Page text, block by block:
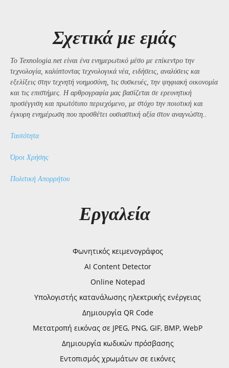
Σχετικά με εμάς
Το Texnologia.net είναι ένα ενημερωτικό μέσο με επίκεντρο την
τεχνολογία, καλύπτοντας τεχνολογικά νέα, ειδήσεις, αναλύσεις και
εξελίξεις στην τεχνητή νοημοσύνη, τις συσκευές, την ψηφιακή οικονομία
και τις επιστήμες. Η αρθρογραφία μας βασίζεται σε ερευνητική
προσέγγιση και πρωτότυπο περιεχόμενο, με στόχο την ποιοτική και
έγκυρη ενημέρωση που προσθέτει ουσιαστική αξία στον αναγνώστη..
Ταυτότητα
Όροι Χρήσης
Πολιτική Απορρήτου
Εργαλεία
Φωνητικός κειμενογράφος
AI Content Detector
Online Notepad
Υπολογιστής κατανάλωσης ηλεκτρικής ενέργειας
Δημιουργία QR Code
Μετατροπή εικόνας σε JPEG, PNG, GIF, BMP, WebP
Δημιουργία κωδικών πρόσβασης
Εντοπισμός χρωμάτων σε εικόνες